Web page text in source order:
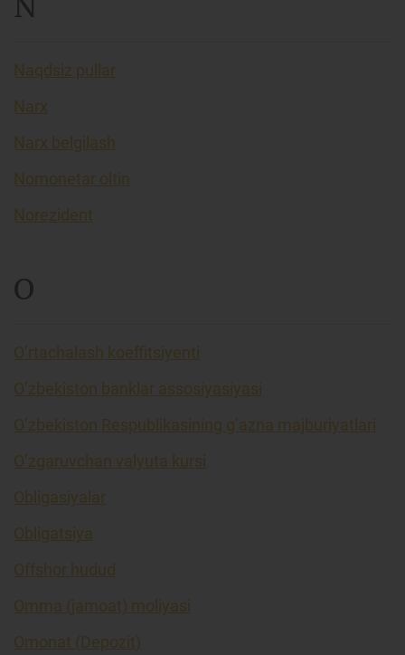
N
Naqdsiz pullar
Narx
Narx belgilash
Nomonetar oltin
Norezident
O
O’rtachalash koeffitsiyenti
O’zbekiston banklar assosiyasiyasi
O’zbekiston Respublikasining g’azna majburiyatlari
O’zgaruvchan valyuta kursi
Obligasiyalar
Obligatsiya
Offshor hudud
Omma (jamoat) moliyasi
Omonat (Depozit)